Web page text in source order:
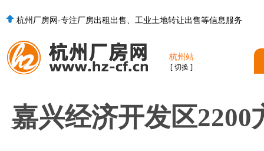
杭州厂房网-专注厂房出租出售、工业土地转让出售等信息服务
杭州站
[ 切换 ]
嘉兴经济开发区